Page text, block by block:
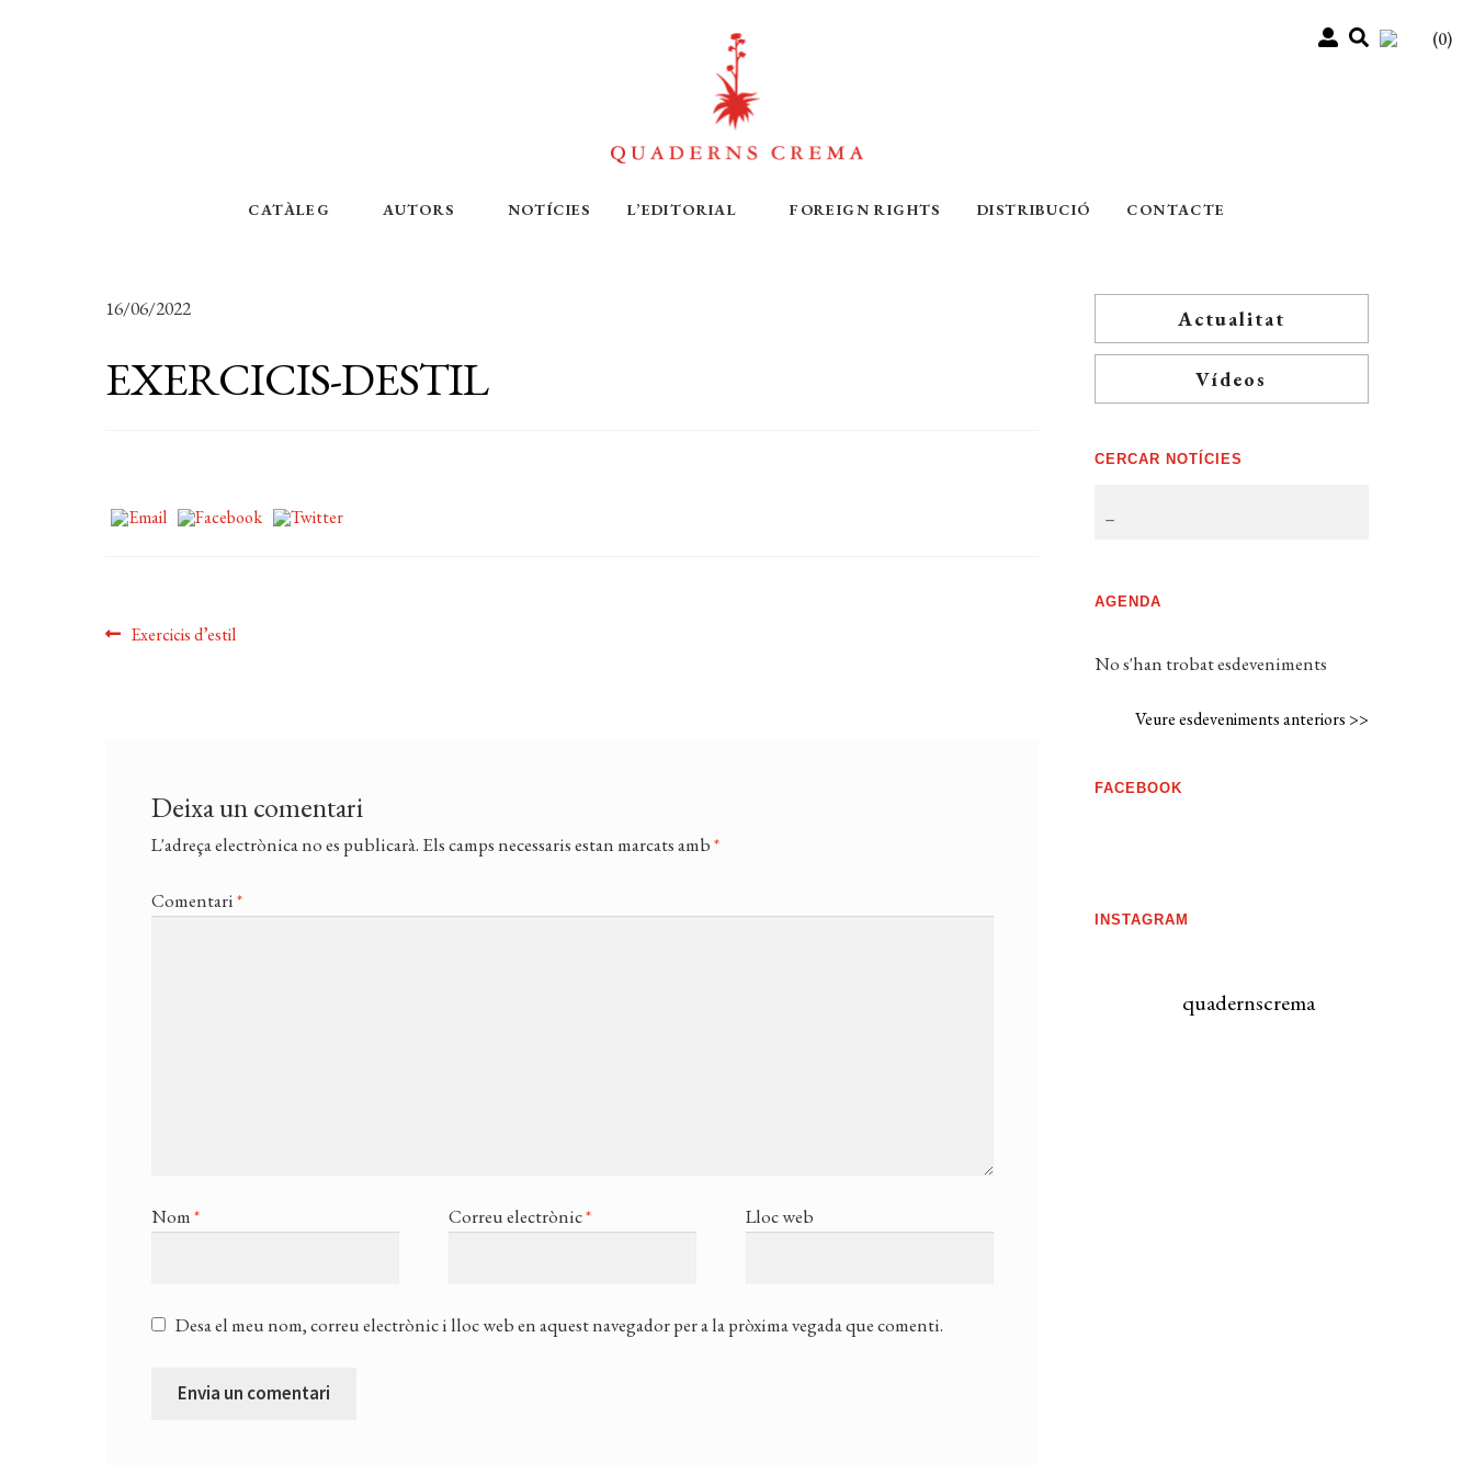
(0)
CATÀLEG AUTORS NOTÍCIES L’EDITORIAL FOREIGN RIGHTS DISTRIBUCIÓ CONTACTE
16/06/2022
EXERCICIS-DESTIL
Navegació
Entrada
Exercicis d’estil
Deixa un comentari
L'adreça electrònica no es publicarà. Els camps necessaris estan marcats amb*
Comentari*
Nom* Correu electrònic* Lloc web
Desa el meu nom, correu electrònic i lloc web en aquest navegador per a la pròxima vegada que comenti.
Actualitat
Vídeos
CERCAR NOTÍCIES
AGENDA
No s'han trobat esdeveniments
Veure esdeveniments anteriors >>
FACEBOOK
INSTAGRAM
quadernscrema